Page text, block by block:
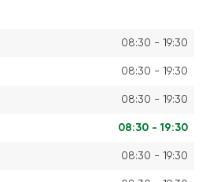
08:30 - 19:30
08:30 - 19:30
08:30 - 19:30
08:30 - 19:30
08:30 - 19:30